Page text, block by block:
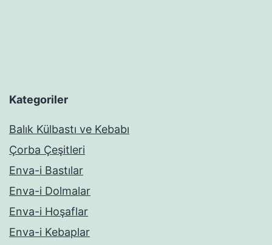
Kategoriler
Balık Külbastı ve Kebabı
Çorba Çeşitleri
Enva-i Bastılar
Enva-i Dolmalar
Enva-i Hoşaflar
Enva-i Kebaplar